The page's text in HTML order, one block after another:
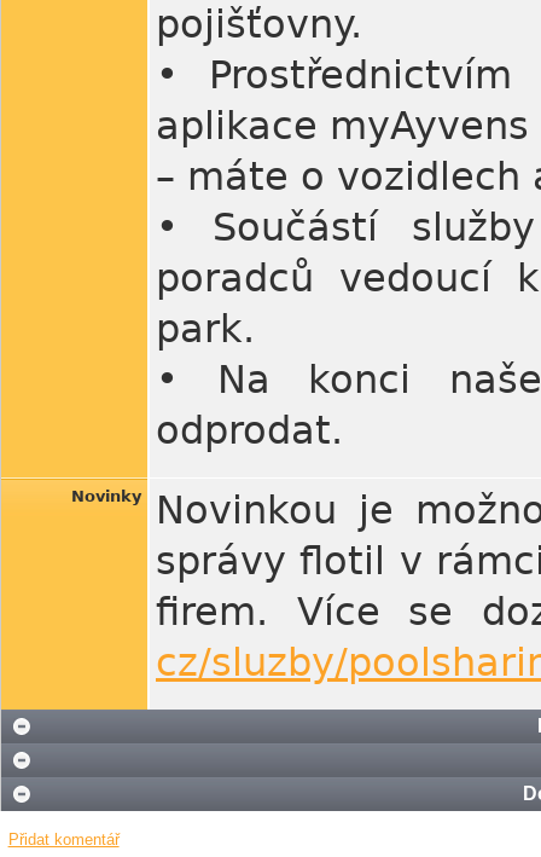
pojišťovny.
•
aplikace
– máte o
• Součástí
poradců vedoucí
park.
• Na konci
odprodat.
Novinky
Novinkou je
správy flotil v
firem. Více se
cz/sluzby/
Přidat komentář